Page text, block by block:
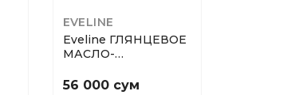
EVELINE
Eveline ГЛЯНЦЕВОЕ
МАСЛО-
ГУБ № 04 сер...
56 000 сум